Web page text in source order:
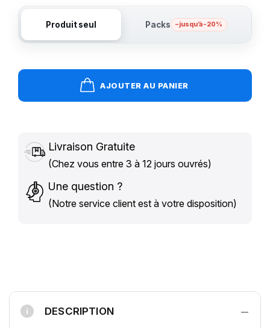
Produit seul Packs – jusqu’à -20%
AJOUTER AU PANIER
Livraison Gratuite
(Chez vous entre 3 à 12 jours ouvrés)
Une question ?
(Notre service client est à votre disposition)
i DESCRIPTION −